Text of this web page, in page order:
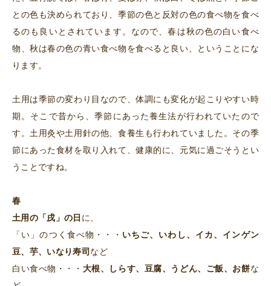
との色も決められており、季節の色と反対の色の食べ物を食べ
るのも良いとされています。なので、春は秋の色の白い食べ
物、秋は春の色の青い食べ物を食べると良い、ということにな
ります。
土用は季節の変わり目なので、体調にも変化が起こりやすい時
期。そこで昔から、季節にあった養生法が行われていたので
す。土用灸や土用針の他、食養生も行われていました。 その季
節にあった食材を取り入れて、健康的に、元気に過ごそうとい
うことですね。
春
土用の「戌」の日 に、
「い」のつく食べ物・・・ いちご、いわし、イカ、インゲン
豆、芋、いなり寿司 など
白い食べ物・・・ 大根、しらす、豆腐、うどん、ご飯、お餅な